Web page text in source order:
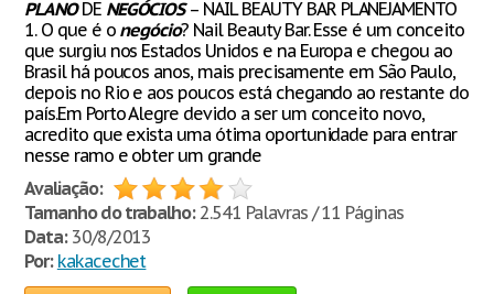
PLANODE NEGÓCIOS– NAIL BEAUTY BAR PLANEJAMENTO
1. O que é o negócio? Nail Beauty Bar. Esse é um conceito
que surgiu nos Estados Unidos e na Europa e chegou ao
Brasil há poucos anos, mais precisamente em São Paulo,
depois no Rio e aos poucos está chegando ao restante do
país.Em Porto Alegre devido a ser um conceito novo,
acredito que exista uma ótima oportunidade para entrar
nesse ramo e obter um grande
Avaliação:
Tamanho do trabalho:2.541 Palavras / 11 Páginas
Data:30/8/2013
Por: kakacechet